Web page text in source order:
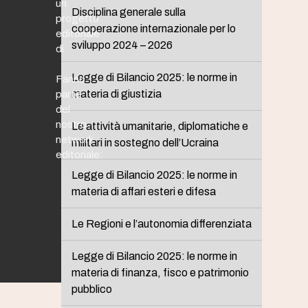
Disciplina generale sulla
cooperazione internazionale per lo
sviluppo 2024 – 2026
Legge di Bilancio 2025: le norme in
materia di giustizia
Le attività umanitarie, diplomatiche e
militari in sostegno dell’Ucraina
Legge di Bilancio 2025: le norme in
materia di affari esteri e difesa
Le Regioni e l’autonomia differenziata
Legge di Bilancio 2025: le norme in
materia di finanza, fisco e patrimonio
pubblico
un
progetto
editoriale
di
Fanno
parte
del
nostro
network
editoriale: